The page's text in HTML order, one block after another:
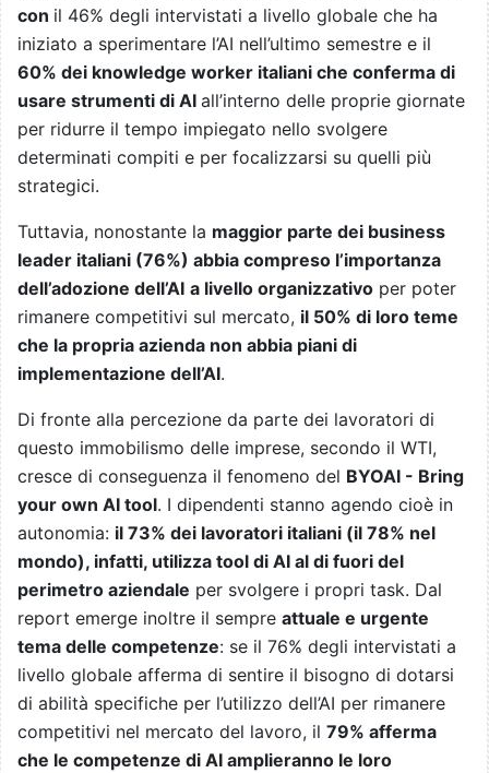
con il 46% degli intervistati a livello globale che ha
iniziato a sperimentare l’AI nell’ultimo semestre e il
60% dei knowledge worker italiani che conferma di
usare strumenti di AI all’interno delle proprie giornate
per ridurre il tempo impiegato nello svolgere
determinati compiti e per focalizzarsi su quelli più
strategici.
Tuttavia, nonostante la maggior parte dei business
leader italiani (76%) abbia compreso l’importanza
dell’adozione dell’AI a livello organizzativo per poter
rimanere competitivi sul mercato, il 50% di loro teme
che la propria azienda non abbia piani di
implementazione dell’AI.
Di fronte alla percezione da parte dei lavoratori di
questo immobilismo delle imprese, secondo il WTI,
cresce di conseguenza il fenomeno del BYOAI - Bring
your own AI tool. I dipendenti stanno agendo cioè in
autonomia: il 73% dei lavoratori italiani (il 78% nel
mondo), infatti, utilizza tool di AI al di fuori del
perimetro aziendale per svolgere i propri task. Dal
report emerge inoltre il sempre attuale e urgente
tema delle competenze: se il 76% degli intervistati a
livello globale afferma di sentire il bisogno di dotarsi
di abilità specifiche per l’utilizzo dell’AI per rimanere
competitivi nel mercato del lavoro, il 79% afferma
che le competenze di AI amplieranno le loro